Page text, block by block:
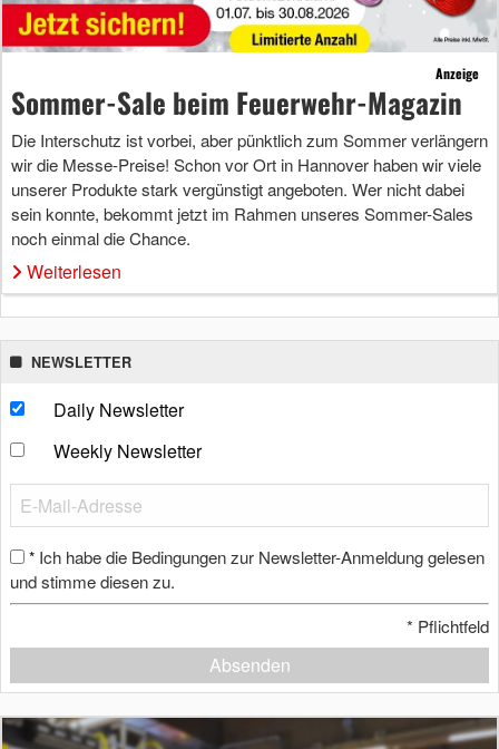
Anzeige
Sommer-Sale beim Feuerwehr-Magazin
Die Interschutz ist vorbei, aber pünktlich zum Sommer verlängern
wir die Messe-Preise! Schon vor Ort in Hannover haben wir viele
unserer Produkte stark vergünstigt angeboten. Wer nicht dabei
sein konnte, bekommt jetzt im Rahmen unseres Sommer-Sales
noch einmal die Chance.
Weiterlesen
NEWSLETTER
Daily Newsletter
Weekly Newsletter
* Ich habe die Bedingungen zur Newsletter-Anmeldung gelesen
und stimme diesen zu.
* Pflichtfeld
Absenden